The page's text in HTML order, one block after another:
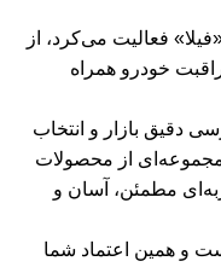
با نام «فیلا» فعالیت می‌کرد، از
مراقبت خودرو همراه
دقیق بازار و انتخاب
مجموعه‌ای از محصولات
مطمئن، آسان و
و همین اعتماد شما